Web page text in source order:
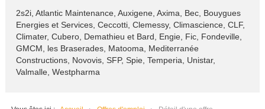
2s2i, Atlantic Maintenance, Auxigene, Axima, Bec, Bouygues
Energies et Services, Ceccotti, Clemessy, Climascience, CLF,
Climater, Cubero, Demathieu et Bard, Engie, Fic, Fondeville,
GMCM, les Braserades, Matooma, Mediterranée
Constructions, Novovis, SFP, Spie, Temperia, Unistar,
Valmalle, Westpharma